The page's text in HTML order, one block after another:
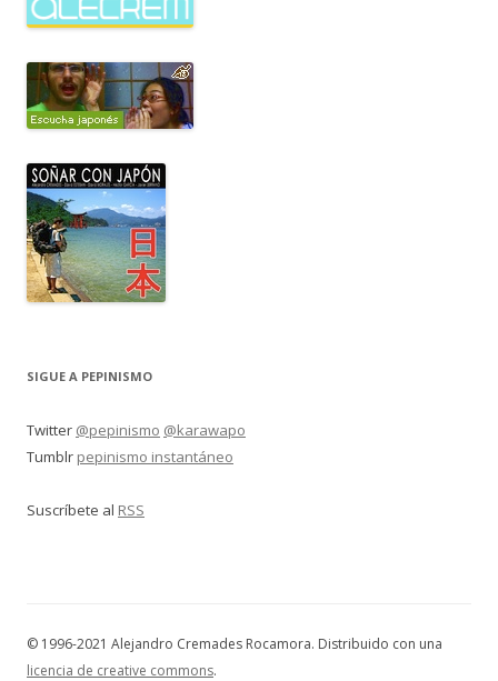
SIGUE A PEPINISMO
Twitter @pepinismo @karawapo
Tumblr pepinismo instantáneo
Suscríbete al RSS
© 1996-2021 Alejandro Cremades Rocamora. Distribuido con una
licencia de creative commons.